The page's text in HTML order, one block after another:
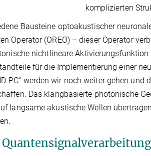
komplizierten
Bausteine optoakustischer
Operator (OREO) – dieser Operator
nichtlineare
für die Implementierung einer
PC“ werden wir noch weiter gehen
Das klangbasierte photonische
langsame akustische Wellen